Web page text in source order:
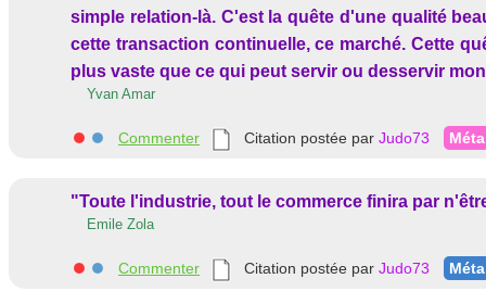
simple relation-là. C'est la quête d'une qualité
cette transaction continuelle, ce marché. Cette
plus vaste que ce qui peut servir ou desservir
Yvan Amar
Commenter Citation postée par Judo73 Méta
"Toute l'industrie, tout le commerce finira par
Emile Zola
Commenter Citation postée par Judo73 Méta